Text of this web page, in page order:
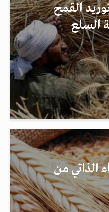
القمح
السلع
الذاتي من